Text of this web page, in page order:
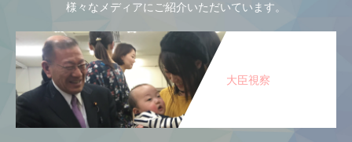
様々なメディアにご紹介いただいています。
大臣視察